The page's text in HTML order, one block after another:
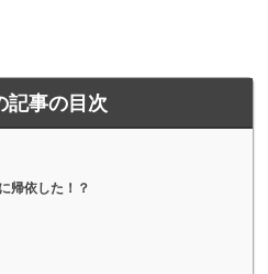
記事の目次
帰依した！？